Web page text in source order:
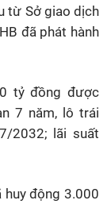
từ Sở giao dịch
đã phát hành
tỷ đồng được
7 năm, lô trái
2032; lãi suất
huy động 3.000